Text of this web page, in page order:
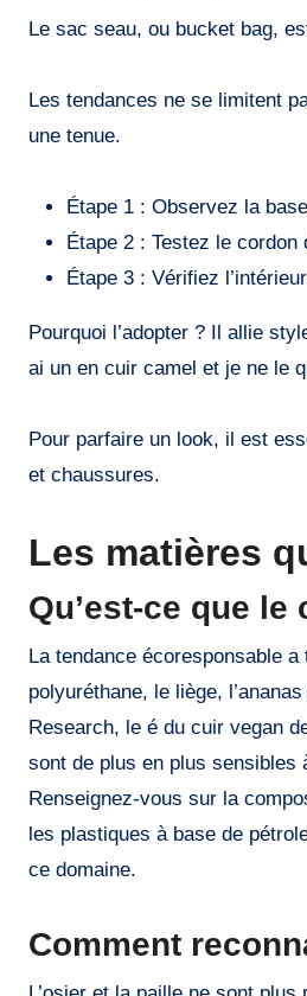
Le sac seau, ou bucket bag,
Les tendances ne se limitent
une tenue.
Étape 1 : Observez la
Étape 2 : Testez le
Étape 3 : Vérifiez
Pourquoi l’adopter ? Il allie
ai un en cuir camel et je ne le
Pour parfaire un look, il est
et chaussures.
Les matières
Qu’est-ce que
La tendance écoresponsable
polyuréthane, le liège,
Research, le é du cuir vegan
sont de plus en plus sensibles
Renseignez-vous sur la
les plastiques à base de
ce domaine.
Comment